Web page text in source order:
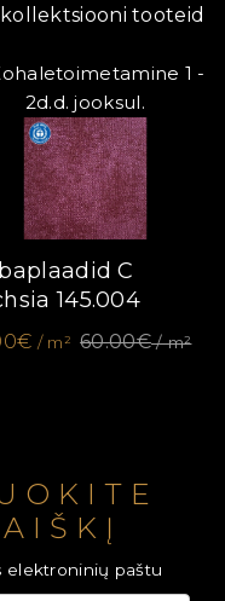
tooteid
1 -
2d.d. jooksul.
C
145.004
/ m² 60.00€/ m²
elektroninių paštu